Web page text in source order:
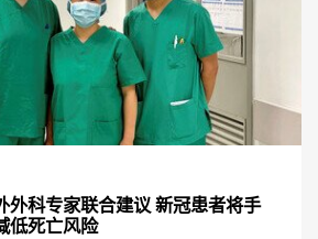
外科专家联合建议 新冠患者将手
低死亡风险